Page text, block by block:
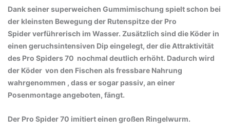
Dank seiner superweichen Gummimischung spielt schon bei
der kleinsten Bewegung der Rutenspitze der Pro
Spider verführerisch im Wasser. Zusätzlich sind die Köder in
einen geruchsintensiven Dip eingelegt, der die Attraktivität
des Pro Spiders 70 nochmal deutlich erhöht. Dadurch wird
der Köder von den Fischen als fressbare Nahrung
wahrgenommen , dass er sogar passiv, an einer
Posenmontage angeboten, fängt.
Der Pro Spider 70 imitiert einen großen Ringelwurm.